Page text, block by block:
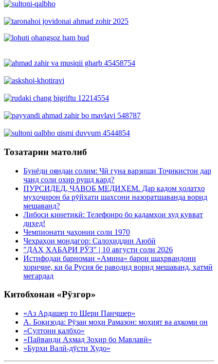
Тозатарин матолиб
Бунёди ояндаи солим: Чӣ гуна варзиши Тоҷикистон дар
чанд соли охир рушд кард?
ПУРСИДЕД, ҶАВОБ МЕДИҲЕМ. Дар кадом ҳолатҳо
муҳоҷирон ба рӯйхати шахсони назоратшаванда ворид
мешаванд?
Либоси кинетикӣ: Телефонро бо қадамҳои худ қувват
диҳед!
Чемпионати ҷаҳонии соли 1970
Чеҳраҳои мондагор: Салоҳиддин Аюбӣ
"ДАҲ ХАБАРИ РӮЗ" | 10 августи соли 2026
Истифодаи барномаи «Амина» барои шаҳрвандони
хориҷие, ки ба Русия бе раводид ворид мешаванд, ҳатмӣ
мегардад
Китобхонаи «Рӯзгор»
«Аз Ардашер то Шери Панҷшер»
А. Боқизода: Рӯзаи моҳи Рамазон: моҳият ва аҳкоми он
«Султони қалбҳо»
«Пайванди Аҳмад Зоҳир бо Мавлавӣ»
«Бурхи Валӣ-дӯсти Худо»